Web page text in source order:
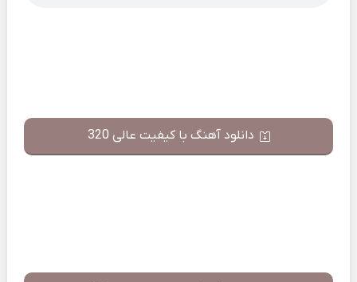
دانلود آهنگ با کیفیت عالی 320